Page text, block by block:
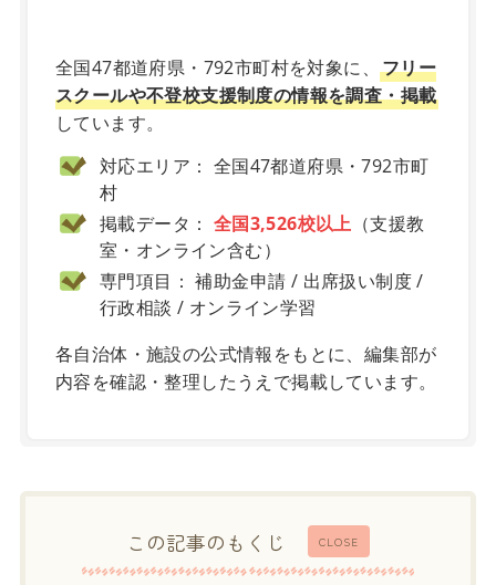
全国47都道府県・792市町村を対象に、 フリー
スクールや不登校支援制度の情報を調査・掲載
しています。
対応エリア： 全国47都道府県・792市町
村
掲載データ： 全国3,526校以上 （支援教
室・オンライン含む）
専門項目： 補助金申請 / 出席扱い制度 /
行政相談 / オンライン学習
各自治体・施設の公式情報をもとに、編集部が
内容を確認・整理したうえで掲載しています。
CLOSE
この記事のもくじ